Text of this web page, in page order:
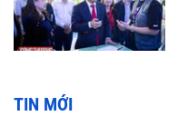
TIN MỚI